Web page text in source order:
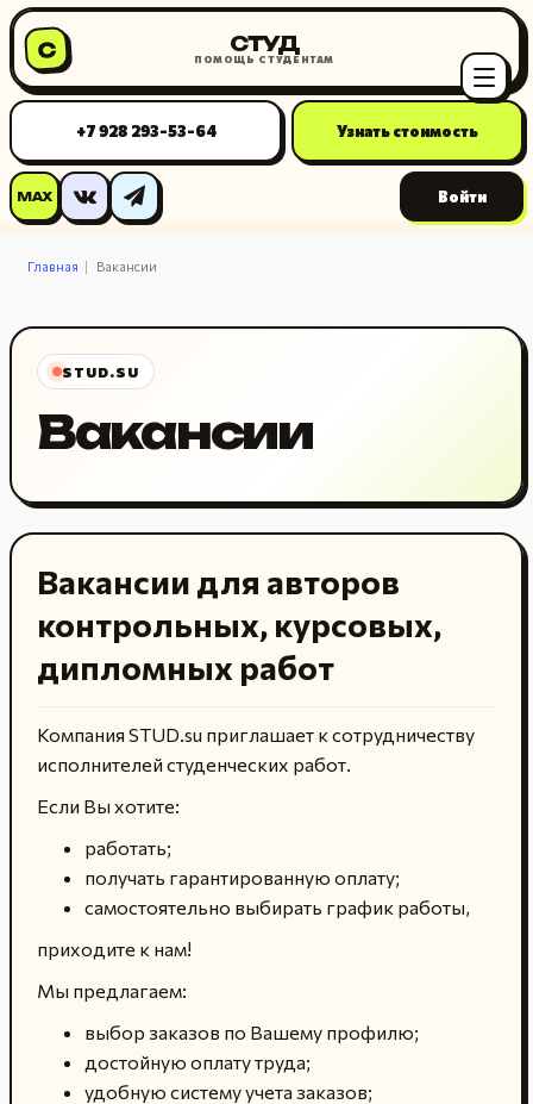
С СТУД
ПОМОЩЬ СТУДЕНТАМ
+7 928 293-53-64 Узнать стоимость
MAX Войти
Главная Вакансии
STUD.SU
Вакансии
Вакансии для авторов
контрольных, курсовых,
дипломных работ
Компания STUD.su приглашает к сотрудничеству
исполнителей студенческих работ.
Если Вы хотите:
работать;
получать гарантированную оплату;
самостоятельно выбирать график работы,
приходите к нам!
Мы предлагаем:
выбор заказов по Вашему профилю;
достойную оплату труда;
удобную систему учета заказов;